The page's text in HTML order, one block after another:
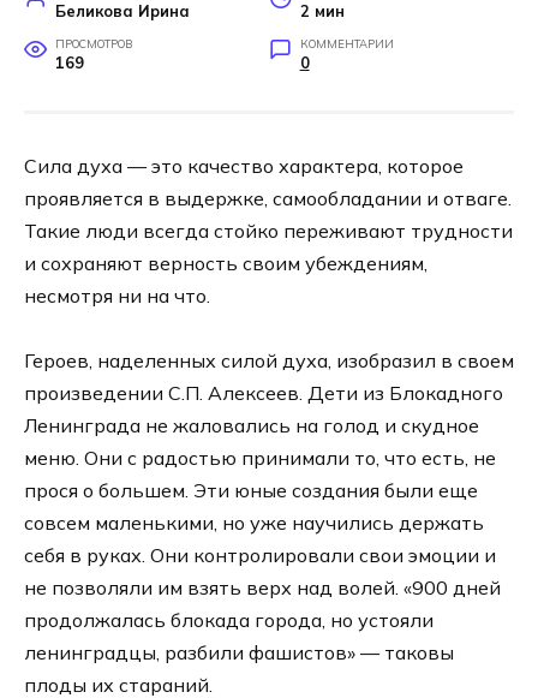
Беликова Ирина 2 мин
ПРОСМОТРОВ
169
КОММЕНТАРИИ
0
Сила духа — это качество характера, которое
проявляется в выдержке, самообладании и отваге.
Такие люди всегда стойко переживают трудности
и сохраняют верность своим убеждениям,
несмотря ни на что.
Героев, наделенных силой духа, изобразил в своем
произведении С.П. Алексеев. Дети из Блокадного
Ленинграда не жаловались на голод и скудное
меню. Они с радостью принимали то, что есть, не
прося о большем. Эти юные создания были еще
совсем маленькими, но уже научились держать
себя в руках. Они контролировали свои эмоции и
не позволяли им взять верх над волей. «900 дней
продолжалась блокада города, но устояли
ленинградцы, разбили фашистов» — таковы
плоды их стараний.